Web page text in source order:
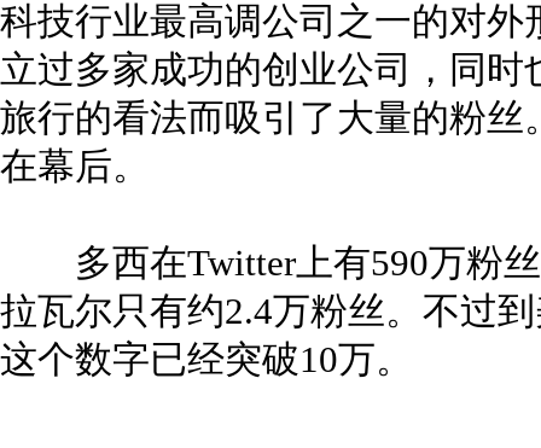
科技行业最高调公司之一的对
立过多家成功的创业公司，同
旅行的看法而吸引了大量的粉
在幕后。
多西在Twitter上有590万粉丝
拉瓦尔只有约2.4万粉丝。不过
这个数字已经突破10万。